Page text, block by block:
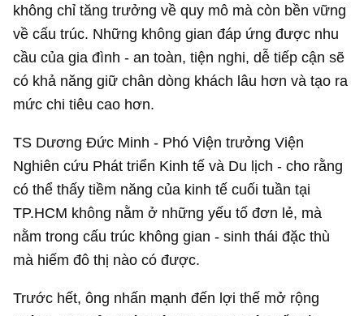
không chỉ tăng trưởng về quy mô mà còn bền vững
về cấu trúc. Những không gian đáp ứng được nhu
cầu của gia đình - an toàn, tiện nghi, dễ tiếp cận sẽ
có khả năng giữ chân dòng khách lâu hơn và tạo ra
mức chi tiêu cao hơn.
TS Dương Đức Minh - Phó Viện trưởng Viện
Nghiên cứu Phát triển Kinh tế và Du lịch - cho rằng
có thể thấy tiềm năng của kinh tế cuối tuần tại
TP.HCM không nằm ở những yếu tố đơn lẻ, mà
nằm trong cấu trúc không gian - sinh thái đặc thù
mà hiếm đô thị nào có được.
Trước hết, ông nhấn mạnh đến lợi thế mở rộng